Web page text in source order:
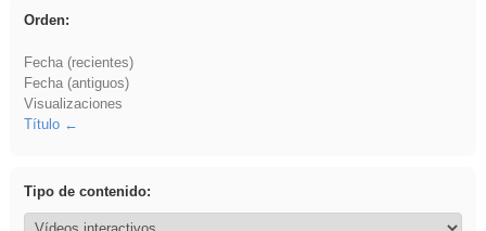
Orden:
Fecha (recientes)
Fecha (antiguos)
Visualizaciones
Título
Tipo de contenido: